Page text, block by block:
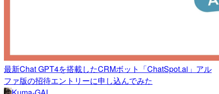
最新Chat GPT4を搭載したCRMボット「ChatSpot.ai」アル
ファ版の招待エントリーに申し込んでみた